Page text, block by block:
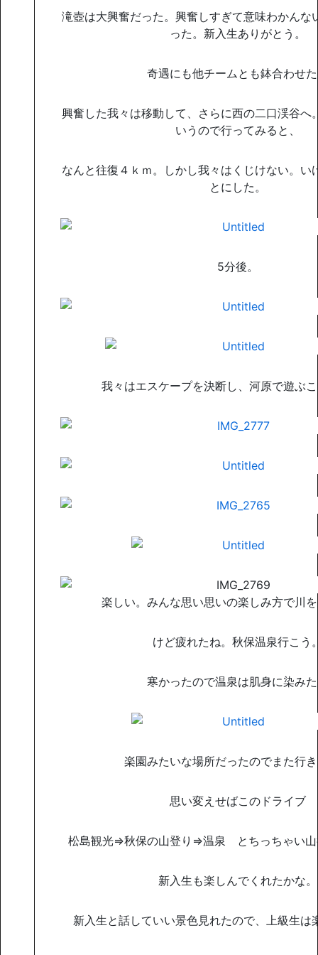
滝壺は大興奮だった。興奮しすぎて意味わかんな
った。新入生ありがとう。
奇遇にも他チームとも鉢合わせ
興奮した我々は移動して、さらに西の二口渓谷へ
いうので行ってみると、
なんと往復４ｋｍ。しかし我々はくじけない。い
とにした。
5分後。
我々はエスケープを決断し、河原で遊ぶ
楽しい。みんな思い思いの楽しみ方で川
けど疲れたね。秋保温泉行こう
寒かったので温泉は肌身に染み
楽園みたいな場所だったのでまた行
思い変えせばこのドライブ
松島観光⇒秋保の山登り⇒温泉 とちっちゃい山
新入生も楽しんでくれたかな。
新入生と話していい景色見れたので、上級生は